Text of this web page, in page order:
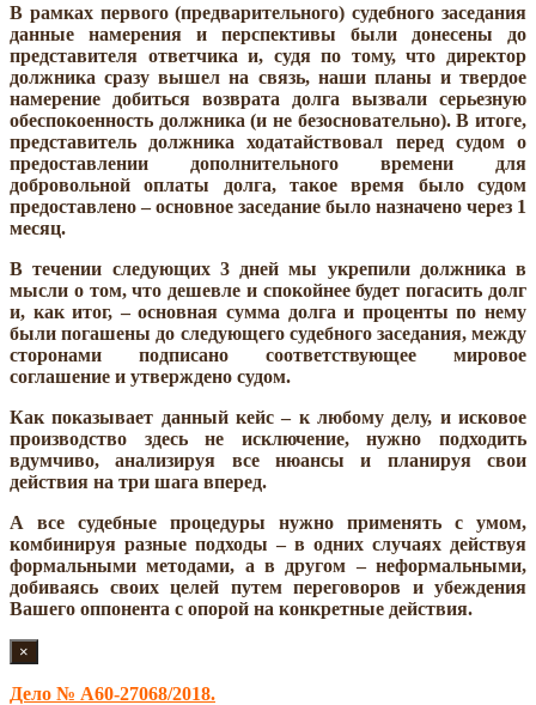
В рамках первого (предварительного) судебного заседания
данные намерения и перспективы были донесены до
представителя ответчика и, судя по тому, что директор
должника сразу вышел на связь, наши планы и твердое
намерение добиться возврата долга вызвали серьезную
обеспокоенность должника (и не безосновательно). В итоге,
представитель должника ходатайствовал перед судом о
предоставлении дополнительного времени для
добровольной оплаты долга, такое время было судом
предоставлено – основное заседание было назначено через 1
месяц.
В течении следующих 3 дней мы укрепили должника в
мысли о том, что дешевле и спокойнее будет погасить долг
и, как итог, – основная сумма долга и проценты по нему
были погашены до следующего судебного заседания, между
сторонами подписано соответствующее мировое
соглашение и утверждено судом.
Как показывает данный кейс – к любому делу, и исковое
производство здесь не исключение, нужно подходить
вдумчиво, анализируя все нюансы и планируя свои
действия на три шага вперед.
А все судебные процедуры нужно применять с умом,
комбинируя разные подходы – в одних случаях действуя
формальными методами, а в другом – неформальными,
добиваясь своих целей путем переговоров и убеждения
Вашего оппонента с опорой на конкретные действия.
×
Дело № А60-27068/2018.